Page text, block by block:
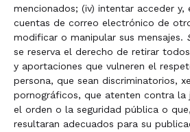
mencionados; (iv) intentar acceder y,
cuentas de correo electrónico de
modificar o manipular sus mensajes.
se reserva el derecho de retirar
y aportaciones que vulneren el
persona, que sean discriminatorios,
pornográficos, que atenten contra la
el orden o la seguridad pública o
resultaran adecuados para su